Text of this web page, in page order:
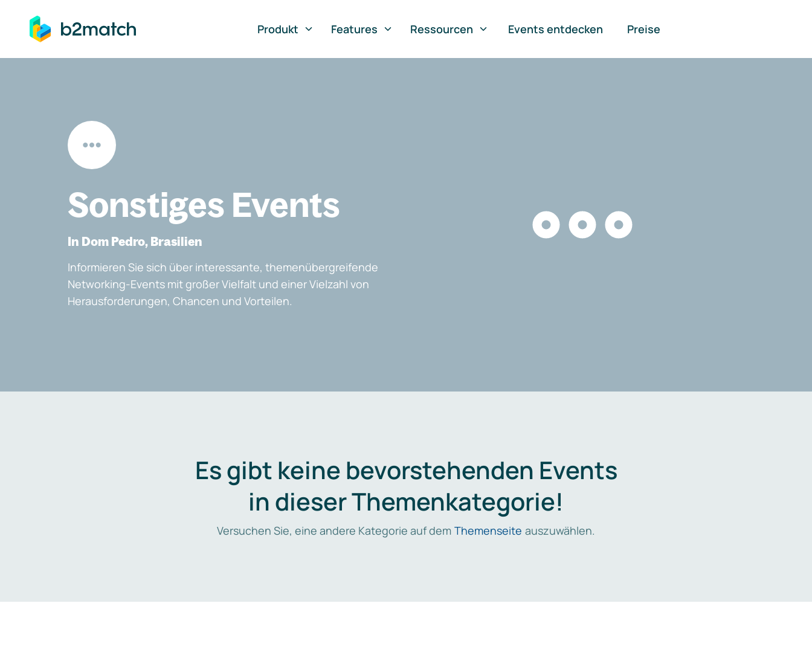
springen
Produkt
Features Ressourcen Events entdecken Preise
Sonstiges Events
In Dom Pedro, Brasilien
Informieren Sie sich über interessante, themenübergreifende
Networking-Events mit großer Vielfalt und einer Vielzahl von
Herausforderungen, Chancen und Vorteilen.
Es gibt keine bevorstehenden Events
in dieser Themenkategorie!
Versuchen Sie, eine andere Kategorie auf dem Themenseite auszuwählen.